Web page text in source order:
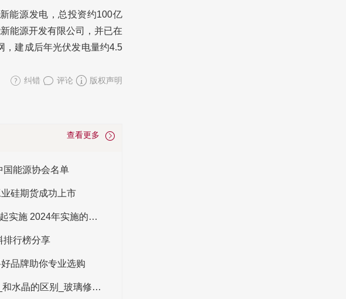
能源发电，总投资约100亿
能源开发有限公司，并已在
，建成后年光伏发电量约4.5
纠错 评论 版权声明
查看更多
国能源协会名单
硅期货成功上市
138项化工行业标准7月1日起实施 2024年实施的化工行业标准有哪些
排行榜分享
品牌助你专业选购
玻璃的主要成分_常见分类_和水晶的区别_玻璃修复知识